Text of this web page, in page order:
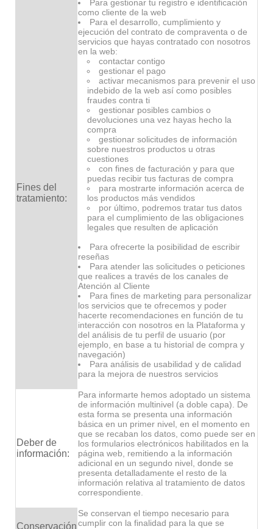
Fines del
tratamiento:
Para gestionar tu registro e identificación
como cliente de la web
Para el desarrollo, cumplimiento y
ejecución del contrato de compraventa o de
servicios que hayas contratado con nosotros
en la web:
contactar contigo
gestionar el pago
activar mecanismos para prevenir el uso
indebido de la web así como posibles
fraudes contra ti
gestionar posibles cambios o
devoluciones una vez hayas hecho la
compra
gestionar solicitudes de información
sobre nuestros productos u otras
cuestiones
con fines de facturación y para que
puedas recibir tus facturas de compra
para mostrarte información acerca de
los productos más vendidos
por último, podremos tratar tus datos
para el cumplimiento de las obligaciones
legales que resulten de aplicación
Para ofrecerte la posibilidad de escribir
reseñas
Para atender las solicitudes o peticiones
que realices a través de los canales de
Atención al Cliente
Para fines de marketing para personalizar
los servicios que te ofrecemos y poder
hacerte recomendaciones en función de tu
interacción con nosotros en la Plataforma y
del análisis de tu perfil de usuario (por
ejemplo, en base a tu historial de compra y
navegación)
Para análisis de usabilidad y de calidad
para la mejora de nuestros servicios
Deber de
información:
Para informarte hemos adoptado un sistema
de información multinivel (a doble capa). De
esta forma se presenta una información
básica en un primer nivel, en el momento en
que se recaban los datos, como puede ser en
los formularios electrónicos habilitados en la
página web, remitiendo a la información
adicional en un segundo nivel, donde se
presenta detalladamente el resto de la
información relativa al tratamiento de datos
correspondiente.
Conservación
Se conservan el tiempo necesario para
cumplir con la finalidad para la que se